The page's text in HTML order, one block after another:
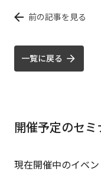
前の記事を見る
一覧に戻る
開催予定のセ
現在開催中のイベ